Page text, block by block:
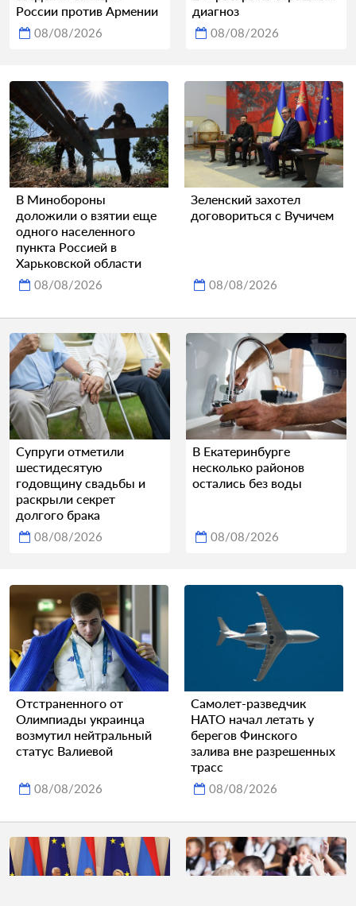
России против Армении
08/08/2026
диагноз
08/08/2026
В Минобороны
доложили о взятии еще
одного населенного
пункта Россией в
Харьковской области
08/08/2026
Зеленский захотел
договориться с Вучичем
08/08/2026
Супруги отметили
шестидесятую
годовщину свадьбы и
раскрыли секрет
долгого брака
08/08/2026
В Екатеринбурге
несколько районов
остались без воды
08/08/2026
Отстраненного от
Олимпиады украинца
возмутил нейтральный
статус Валиевой
08/08/2026
Самолет-разведчик
НАТО начал летать у
берегов Финского
залива вне разрешенных
трасс
08/08/2026